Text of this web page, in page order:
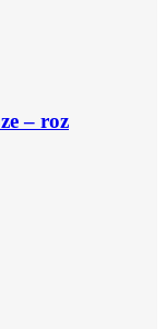
– roz